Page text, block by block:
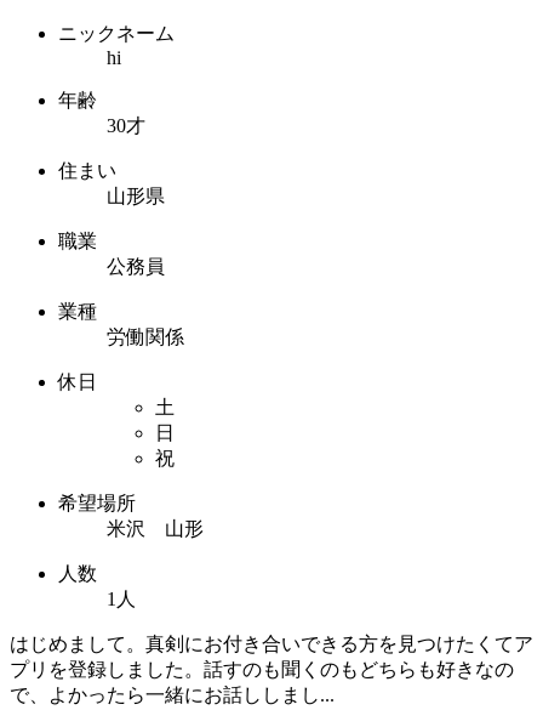
ニックネーム
hi
年齢
30才
住まい
山形県
職業
公務員
業種
労働関係
休日
土
日
祝
希望場所
米沢 山形
人数
1人
はじめまして。真剣にお付き合いできる方を見つけたくてア
プリを登録しました。話すのも聞くのもどちらも好きなの
で、よかったら一緒にお話ししまし...